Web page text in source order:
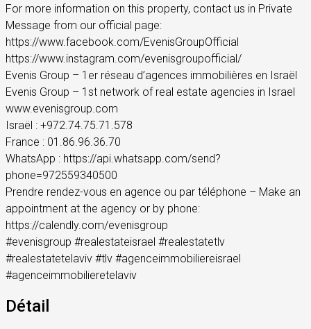
For more information on this property, contact us in Private
Message from our official page:
https://www.facebook.com/EvenisGroupOfficial
https://www.instagram.com/evenisgroupofficial/
Evenis Group – 1er réseau d’agences immobilières en Israël
Evenis Group – 1st network of real estate agencies in Israel
www.evenisgroup.com
Israël : +972.74.75.71.578
France : 01.86.96.36.70
WhatsApp : https://api.whatsapp.com/send?
phone=972559340500
Prendre rendez-vous en agence ou par téléphone – Make an
appointment at the agency or by phone:
https://calendly.com/evenisgroup
#evenisgroup #realestateisrael #realestatetlv
#realestatetelaviv #tlv #agenceimmobiliereisrael
#agenceimmobilieretelaviv
Détail